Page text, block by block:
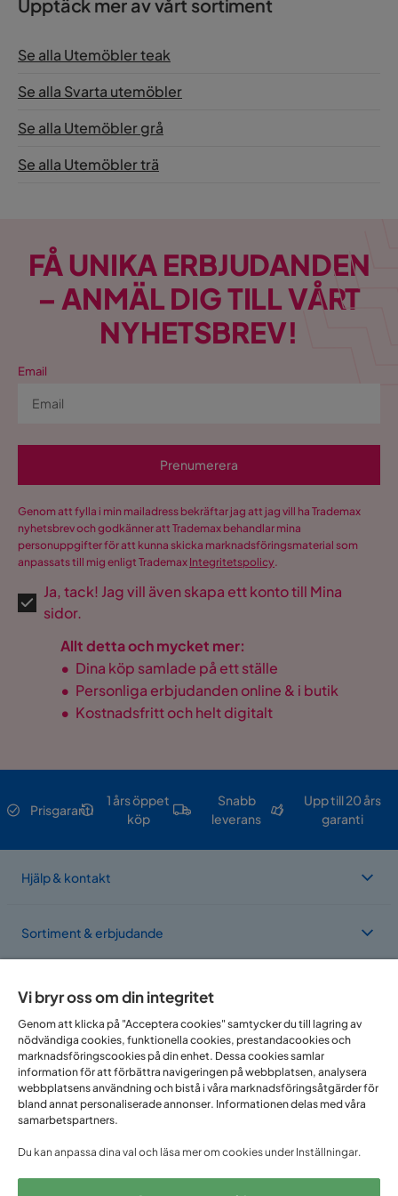
Upptäck mer av vårt sortiment
Se alla Utemöbler teak
Se alla Svarta utemöbler
Se alla Utemöbler grå
Se alla Utemöbler trä
FÅ UNIKA ERBJUDANDEN
– ANMÄL DIG TILL VÅRT
NYHETSBREV!
Email
Prenumerera
Genom att fylla i min mailadress bekräftar jag att jag vill ha Trademax
nyhetsbrev och godkänner att Trademax behandlar mina
personuppgifter för att kunna skicka marknadsföringsmaterial som
anpassats till mig enligt Trademax Integritetspolicy.
Ja, tack! Jag vill även skapa ett konto till Mina
sidor.
Allt detta och mycket mer:
• Dina köp samlade på ett ställe
• Personliga erbjudanden online & i butik
• Kostnadsfritt och helt digitalt
Prisgaranti
1 års öppet
köp
Snabb
leverans
Upp till 20 års
garanti
Hjälp & kontakt
Sortiment & erbjudande
Om Trademax
Vi finns i flera länder
Vi bryr oss om din integritet
Genom att klicka på "Acceptera cookies" samtycker du till lagring av
nödvändiga cookies, funktionella cookies, prestandacookies och
marknadsföringscookies på din enhet. Dessa cookies samlar
information för att förbättra navigeringen på webbplatsen, analysera
webbplatsens användning och bistå i våra marknadsföringsåtgärder för
bland annat personaliserade annonser. Informationen delas med våra
samarbetspartners.
Du kan anpassa dina val och läsa mer om cookies under Inställningar.